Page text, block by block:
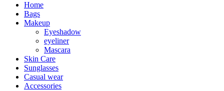
Home
Bags
Makeup
Eyeshadow
eyeliner
Mascara
Skin Care
Sunglasses
Casual wear
Accessories